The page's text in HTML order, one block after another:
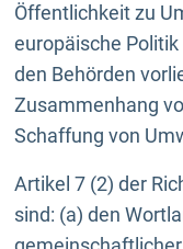
Öffentlichkeit zu
europäische
den Behörden
Zusammenhang
Schaffung von
Artikel 7 (2) der
sind: (a) den